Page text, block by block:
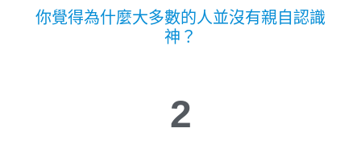
你覺得為什麼大多數的人並沒有親自認識
神？
2